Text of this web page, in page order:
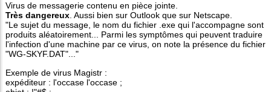
Virus de messagerie contenu en pièce jointe.
Très dangereux . Aussi bien sur Outlook que sur Netscape.
"Le sujet du message, le nom du fichier .exe qui l'accompagne sont
produits aléatoirement... Parmi les symptômes qui peuvent traduire
l'infection d'une machine par ce virus, on note la présence du fichier
"WG-SKYF.DAT"..."
Exemple de virus Magistr :
expéditeur : l'occase l'occase ;